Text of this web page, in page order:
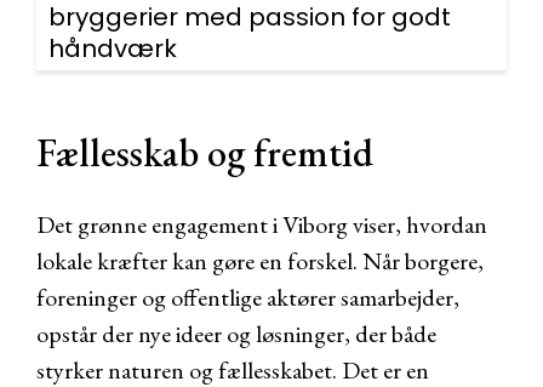
bryggerier med passion for godt
håndværk
Fællesskab og fremtid
Det grønne engagement i Viborg viser, hvordan
lokale kræfter kan gøre en forskel. Når borgere,
foreninger og offentlige aktører samarbejder,
opstår der nye ideer og løsninger, der både
styrker naturen og fællesskabet. Det er en